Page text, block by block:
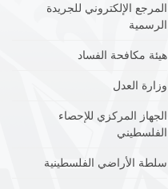
المرجع الإلكتروني للجريدة
الرسمية
هيئة مكافحة الفساد
وزارة العدل
الجهاز المركزي للإحصاء
الفلسطيني
سلطة الأراضي الفلسطينية